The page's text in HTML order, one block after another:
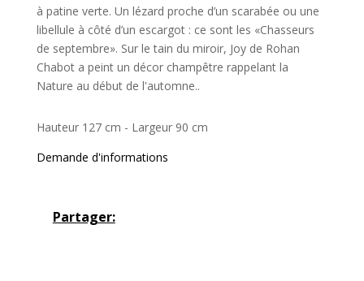
à patine verte. Un lézard proche d’un scarabée ou une
libellule à côté d’un escargot : ce sont les «Chasseurs
de septembre». Sur le tain du miroir, Joy de Rohan
Chabot a peint un décor champêtre rappelant la
Nature au début de l'automne..
Hauteur 127 cm - Largeur 90 cm
Demande d'informations
Partager: